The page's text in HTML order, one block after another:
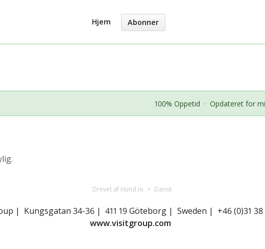
Hjem Abonner
100% Oppetid · Opdateret for
Drevet af Hund.io Dansk
| Kungsgatan 34-36 | 411 19 Göteborg | Sweden | +46 (0)31 38
www.visitgroup.com